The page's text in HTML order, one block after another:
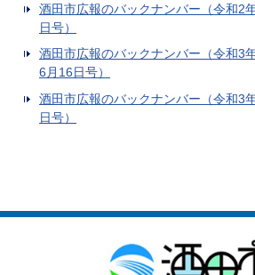
酒田市広報のバックナンバー（令和2
日号）
酒田市広報のバックナンバー（令和3
6月16日号）
酒田市広報のバックナンバー（令和3
日号）